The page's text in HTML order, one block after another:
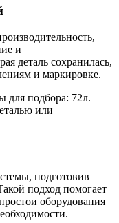
и
деталь сохранилась,
и маркировке.
для подбора: 72л.
или
подготовив
подход помогает
оборудования